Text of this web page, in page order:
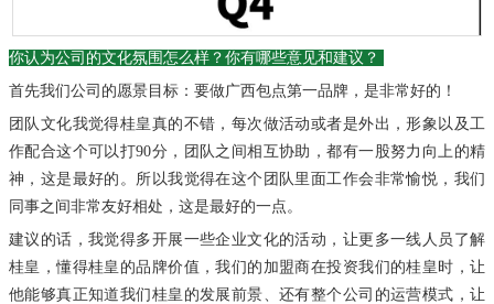
你认为公司的文化氛围怎么样？ 你有哪些意见和建议？
首先我们公司的愿景目标：要做广西包点第一品牌，是非常好的！
团队文化我觉得桂皇真的不错，每次做活动或者是外出，形象以及工
作配合这个可以打90分，团队之间相互协助，都有一股努力向上的精
神，这是最好的。 所以我觉得在这个团队里面工作会非常愉悦，我们
同事之间非常友好相处，这是最好的一点。
建议的话，我觉得多开展一些企业文化的活动，让更多一线人员了解
桂皇，懂得桂皇的品牌价值，我们的加盟商在投资我们的桂皇时， 让
他能够真正知道我们桂皇的发展前景、还有整个公司的运营模式， 让